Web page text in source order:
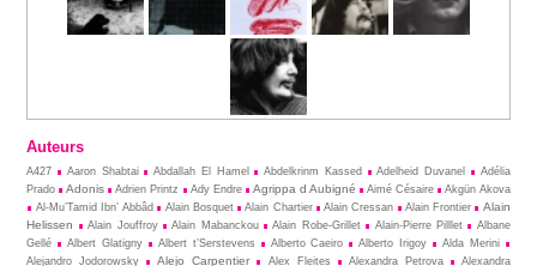
Auteurs
A427 Aaron Shabtai Abdallah El Hamel Abdelkrinm Kassed Adelheid Duvanel
Adélia
Prado
Adonis Adrien Printz Ady Endre Agrippa d Aubigné Aimé Césaire
Akgün Akova
Al-Mu’Tamid Ibn’ Abbâd
Alain Bosquet Alain Chartier Alain Cressan Alain Frontier
Alain
Helissen
Alain Jouffroy Alain Mabanckou Alain Robe-Grillet Alain-Pierre Pilllet
Albane
Gellé
Albert Glatigny Albert t’Serstevens Alberto Caeiro Alberto Irigoy
Alda Merini
Alejandro Jodorowsky
Alejo Carpentier Alex Fleites Alexandra Petrova
Alexandra